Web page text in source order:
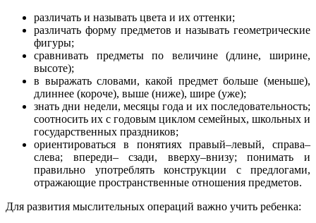
различать и называть цвета и их оттенки;
различать форму предметов и называть геометрические
фигуры;
сравнивать предметы по величине (длине, ширине,
высоте);
в выражать словами, какой предмет больше (меньше),
длиннее (короче), выше (ниже), шире (уже);
знать дни недели, месяцы года и их последовательность;
соотносить их с годовым циклом семейных, школьных и
государственных праздников;
ориентироваться в понятиях правый–левый, справа–
слева; впереди– сзади, вверху–внизу; понимать и
правильно употреблять конструкции с предлогами,
отражающие пространственные отношения предметов.
Для развития мыслительных операций важно учить ребенка: